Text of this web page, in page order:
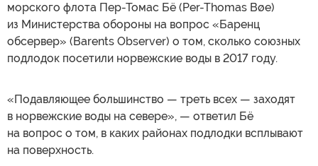
морского флота Пер-Томас Бё (Per-Thomas Bøe)
из Министерства обороны на вопрос «Баренц
обсервер» (Barents Observer) о том, сколько союзных
подлодок посетили норвежские воды в 2017 году.
«Подавляющее большинство — треть всех — заходят
в норвежские воды на севере», — ответил Бё
на вопрос о том, в каких районах подлодки всплывают
на поверхность.